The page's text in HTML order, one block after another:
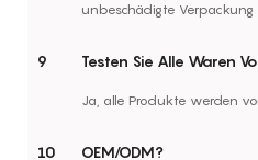
unbeschädigte Verpackung
9 Testen Sie Alle Waren
Ja, alle Produkte werden
10 OEM/ODM?